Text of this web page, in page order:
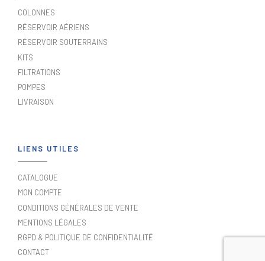
COLONNES
RÉSERVOIR AÉRIENS
RÉSERVOIR SOUTERRAINS
KITS
FILTRATIONS
POMPES
LIVRAISON
LIENS UTILES
CATALOGUE
MON COMPTE
CONDITIONS GÉNÉRALES DE VENTE
MENTIONS LÉGALES
RGPD & POLITIQUE DE CONFIDENTIALITÉ
CONTACT